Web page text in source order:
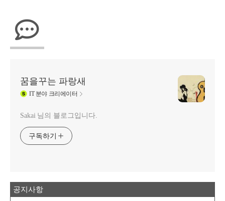
꿈을꾸는 파랑새
IT분야 크리에이터
Sakai 님의 블로그입니다.
구독하기
공지사항